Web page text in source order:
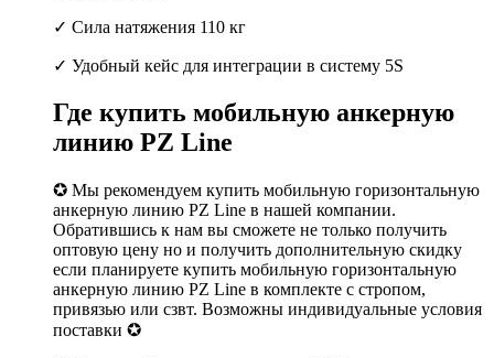
✓ Сила натяжения 110 кг
✓ Удобный кейс для интеграции в систему 5S
Где купить мобильную анкерную
линию PZ Line
✪ Мы рекомендуем купить мобильную горизонтальную
анкерную линию PZ Line в нашей компании.
Обратившись к нам вы сможете не только получить
оптовую цену но и получить дополнительную скидку
если планируете купить мобильную горизонтальную
анкерную линию PZ Line в комплекте с стропом,
привязью или сзвт. Возможны индивидуальные условия
поставки ✪